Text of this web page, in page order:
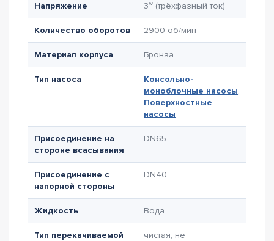
Напряжение 3~ (трёхфазный ток)
Количество оборотов 2900 об/мин
Материал корпуса Бронза
Тип насоса
Консольно-
моноблочные насосы,
Поверхностные
насосы
Присоединение на
стороне всасывания
DN65
Присоединение с
напорной стороны
DN40
Жидкость Вода
Тип перекачиваемой
чистая, не